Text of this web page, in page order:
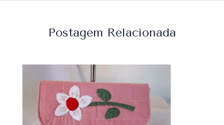
Postagem Relacionada